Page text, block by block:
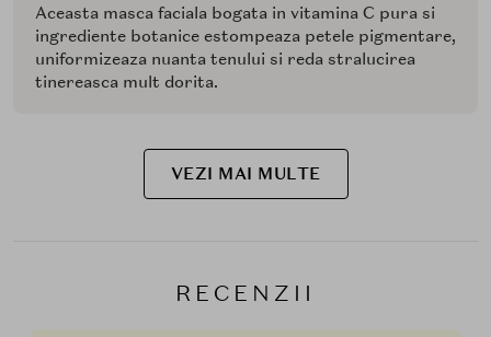
Aceasta masca faciala bogata in vitamina C pura si
ingrediente botanice estompeaza petele pigmentare,
uniformizeaza nuanta tenului si reda stralucirea
tinereasca mult dorita.
VEZI MAI MULTE
RECENZII